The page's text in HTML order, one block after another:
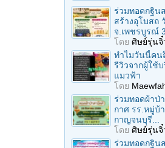
ร่วมทอดกฐิน
สร้างอุโบสถ
จ.เพชรบูรณ์
โดย ศิษย์รุ่นจิ๋
ทำไมวันนี้คน
รีวิวจากผู้ใช้
แมวฟ้า
โดย
ร่วมทอดผ้าป่
กาศ รร.หมู่บ้
กาญจนบุรี...
โดย ศิษย์รุ่นจิ๋
ร่วมทอดกฐิน